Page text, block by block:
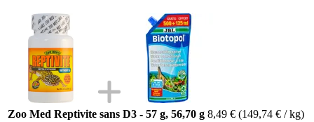
Zoo Med Reptivite sans D3 - 57 g, 56,70 g 8,49 € (149,74 € / kg)